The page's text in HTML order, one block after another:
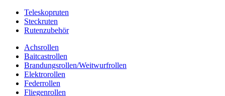
Teleskopruten
Steckruten
Rutenzubehör
Achsrollen
Baitcastrollen
Brandungsrollen/Weitwurfrollen
Elektrorollen
Federrollen
Fliegenrollen